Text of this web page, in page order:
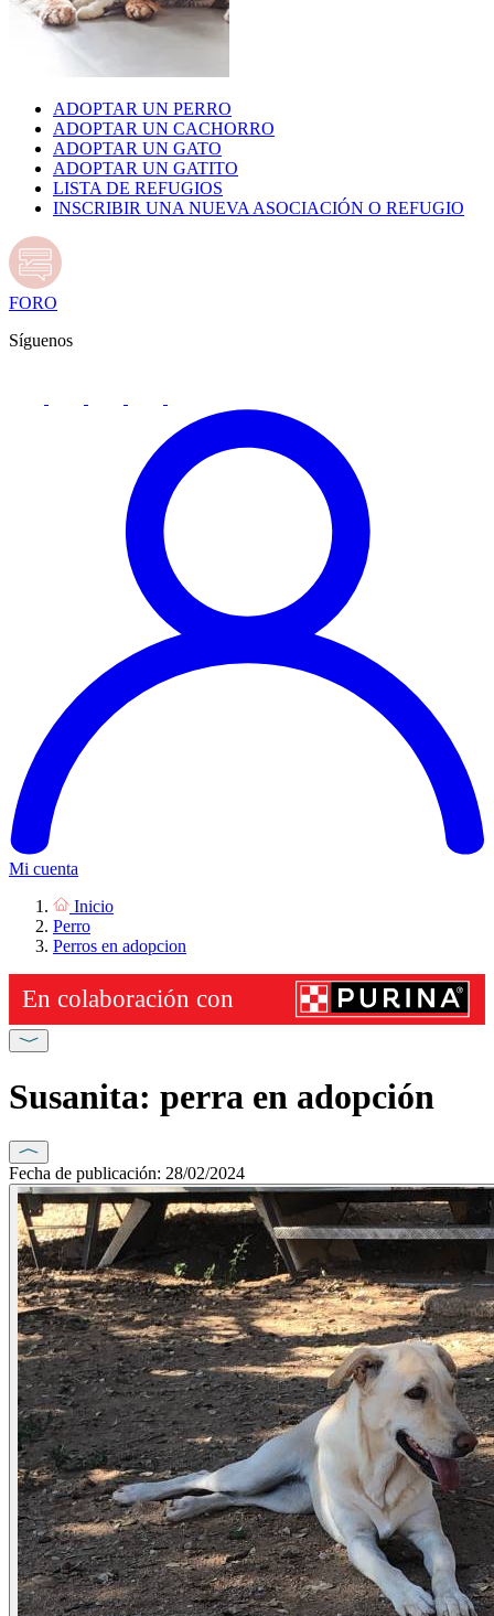
ADOPTAR UN PERRO
ADOPTAR UN CACHORRO
ADOPTAR UN GATO
ADOPTAR UN GATITO
LISTA DE REFUGIOS
INSCRIBIR UNA NUEVA ASOCIACIÓN O REFUGIO
FORO
Síguenos
Mi cuenta
Inicio
Perro
Perros en adopcion
Susanita: perra en adopción
Fecha de publicación: 28/02/2024